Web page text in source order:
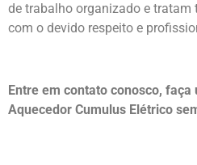
de trabalho organizado e tratam
com o devido respeito e
Entre em contato conosco, faça
Aquecedor Cumulus Elétrico